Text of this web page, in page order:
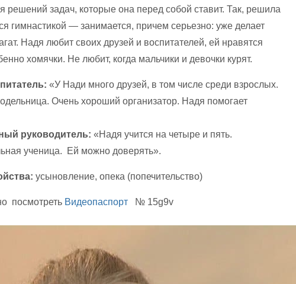
решений задач, которые она перед собой ставит. Так, решила
гимнастикой — занимается, причем серьезно: уже делает
Надя любит своих друзей и воспитателей, ей нравятся
хомячки. Не любит, когда мальчики и девочки курят.
«У Нади много друзей, в том числе среди взрослых.
Очень хороший организатор. Надя помогает
руководитель: «Надя учится на четыре и пять.
ученица. Ей можно доверять».
усыновление, опека (попечительство)
посмотреть Видеопаспорт № 15g9v